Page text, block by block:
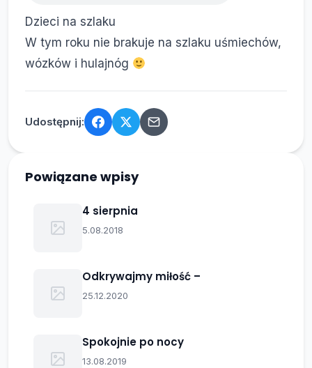
Dzieci na szlaku
W tym roku nie brakuje na szlaku uśmiechów,
wózków i hulajnóg
Udostępnij:
Powiązane wpisy
4 sierpnia
5.08.2018
Odkrywajmy miłość –
25.12.2020
Spokojnie po nocy
13.08.2019